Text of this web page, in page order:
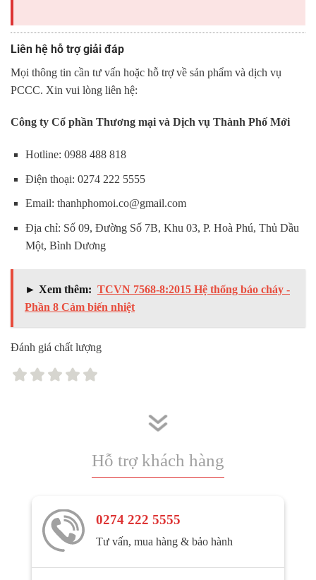
Liên hệ hỗ trợ giải đáp
Mọi thông tin cần tư vấn hoặc hỗ trợ về sản phẩm và dịch vụ
PCCC. Xin vui lòng liên hệ:
Công ty Cổ phần Thương mại và Dịch vụ Thành Phố Mới
Hotline: 0988 488 818
Điện thoại: 0274 222 5555
Email: thanhphomoi.co@gmail.com
Địa chỉ: Số 09, Đường Số 7B, Khu 03, P. Hoà Phú, Thủ Dầu
Một, Bình Dương
► Xem thêm: TCVN 7568-8:2015 Hệ thống báo cháy -
Phần 8 Cảm biến nhiệt
Đánh giá chất lượng
Hỗ trợ khách hàng
0274 222 5555
Tư vấn, mua hàng & bảo hành